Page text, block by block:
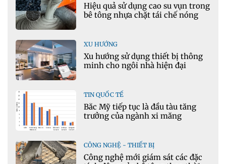
Hiệu quả sử dụng cao su vụn trong
bê tông nhựa chặt tái chế nóng
XU HƯỚNG
Xu hướng sử dụng thiết bị thông
minh cho ngôi nhà hiện đại
TIN QUỐC TẾ
Bắc Mỹ tiếp tục là đầu tàu tăng
trưởng của ngành xi măng
CÔNG NGHỆ - THIẾT BỊ
Công nghệ mới giám sát các đặc